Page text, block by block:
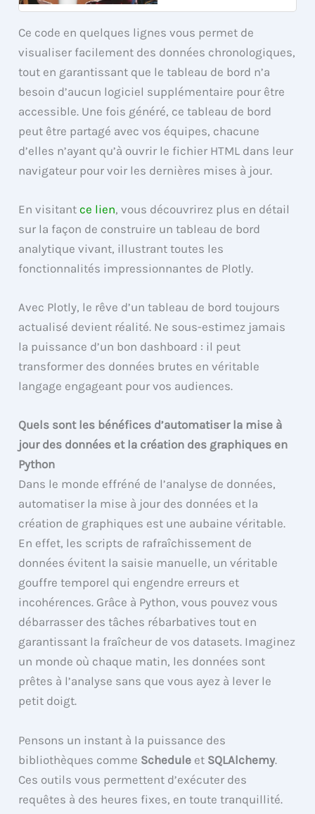
Ce code en quelques lignes vous permet de
visualiser facilement des données chronologiques,
tout en garantissant que le tableau de bord n’a
besoin d’aucun logiciel supplémentaire pour être
accessible. Une fois généré, ce tableau de bord
peut être partagé avec vos équipes, chacune
d’elles n’ayant qu’à ouvrir le fichier HTML dans leur
navigateur pour voir les dernières mises à jour.
En visitantce lien, vous découvrirez plus en détail
sur la façon de construire un tableau de bord
analytique vivant, illustrant toutes les
fonctionnalités impressionnantes de Plotly.
Avec Plotly, le rêve d’un tableau de bord toujours
actualisé devient réalité. Ne sous-estimez jamais
la puissance d’un bon dashboard : il peut
transformer des données brutes en véritable
langage engageant pour vos audiences.
Quels sont les bénéfices d’automatiser la mise à
jour des données et la création des graphiques en
Python
Dans le monde effréné de l’analyse de données,
automatiser la mise à jour des données et la
création de graphiques est une aubaine véritable.
En effet, les scripts de rafraîchissement de
données évitent la saisie manuelle, un véritable
gouffre temporel qui engendre erreurs et
incohérences. Grâce à Python, vous pouvez vous
débarrasser des tâches rébarbatives tout en
garantissant la fraîcheur de vos datasets. Imaginez
un monde où chaque matin, les données sont
prêtes à l’analyse sans que vous ayez à lever le
petit doigt.
Pensons un instant à la puissance des
bibliothèques comme Schedule et SQLAlchemy.
Ces outils vous permettent d’exécuter des
requêtes à des heures fixes, en toute tranquillité.